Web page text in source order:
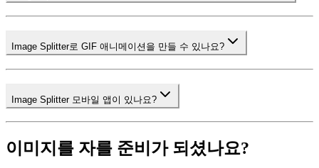
Image Splitter로 GIF 애니메이션을 만들 수 있나요?
Image Splitter 모바일 앱이 있나요?
이미지를 자를 준비가 되셨나요?